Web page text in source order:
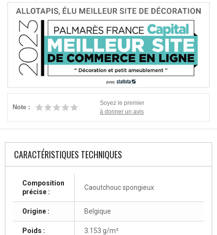
Note :
Soyez le premier
à donner un avis
CARACTÉRISTIQUES TECHNIQUES
Composition
précise :
Caoutchouc spongieux
Origine : Belgique
Poids : 3.153 g/m²